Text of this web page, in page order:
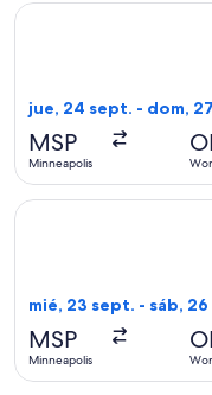
jue, 24 sept. - dom,
MSP
Minneapolis
Seleccionar vuelo de
mié, 23 sept. - sáb,
MSP
Minneapolis
Seleccionar vuelo de